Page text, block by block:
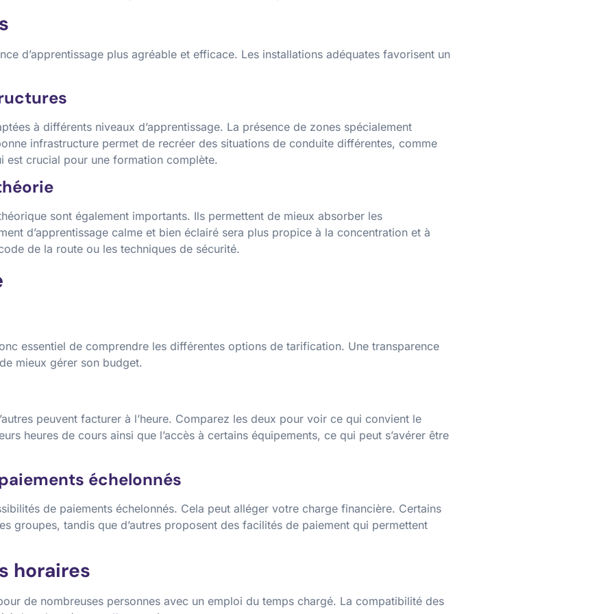
d’apprentissage plus agréable et efficace. Les installations adéquates favorisent un
à différents niveaux d’apprentissage. La présence de zones spécialement
infrastructure permet de recréer des situations de conduite différentes, comme
est crucial pour une formation complète.
sont également importants. Ils permettent de mieux absorber les
d’apprentissage calme et bien éclairé sera plus propice à la concentration et à
de la route ou les techniques de sécurité.
essentiel de comprendre les différentes options de tarification. Une transparence
mieux gérer son budget.
peuvent facturer à l’heure. Comparez les deux pour voir ce qui convient le
heures de cours ainsi que l’accès à certains équipements, ce qui peut s’avérer être
échelonnés
de paiements échelonnés. Cela peut alléger votre charge financière. Certains
groupes, tandis que d’autres proposent des facilités de paiement qui permettent
horaires
de nombreuses personnes avec un emploi du temps chargé. La compatibilité des